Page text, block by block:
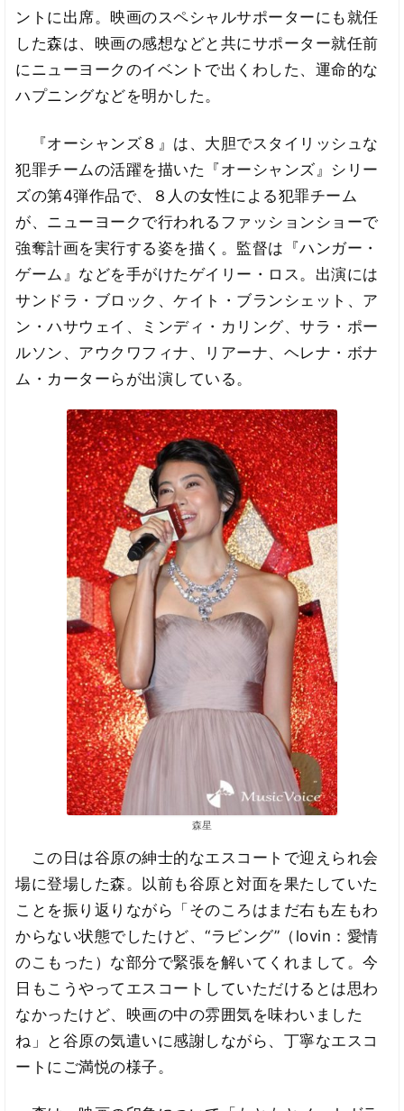
ントに出席。映画のスペシャルサポーターにも就任
した森は、映画の感想などと共にサポーター就任前
にニューヨークのイベントで出くわした、運命的な
ハプニングなどを明かした。
『オーシャンズ８』は、大胆でスタイリッシュな
犯罪チームの活躍を描いた『オーシャンズ』シリー
ズの第4弾作品で、８人の女性による犯罪チーム
が、ニューヨークで行われるファッションショーで
強奪計画を実行する姿を描く。監督は『ハンガー・
ゲーム』などを手がけたゲイリー・ロス。出演には
サンドラ・ブロック、ケイト・ブランシェット、ア
ン・ハサウェイ、ミンディ・カリング、サラ・ポー
ルソン、アウクワフィナ、リアーナ、ヘレナ・ボナ
ム・カーターらが出演している。
森星
この日は谷原の紳士的なエスコートで迎えられ会
場に登場した森。以前も谷原と対面を果たしていた
ことを振り返りながら「そのころはまだ右も左もわ
からない状態でしたけど、“ラビング”（lovin：愛情
のこもった）な部分で緊張を解いてくれまして。今
日もこうやってエスコートしていただけるとは思わ
なかったけど、映画の中の雰囲気を味わいました
ね」と谷原の気遣いに感謝しながら、丁寧なエスコ
ートにご満悦の様子。